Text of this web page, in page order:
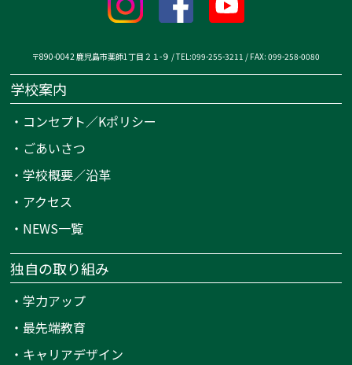
〒890-0042 鹿児島市薬師1丁目２１-９ / TEL:099-255-3211 / FAX: 099-258-0080
学校案内
・ コンセプト／Kポリシー
・ ごあいさつ
・学校概要／沿革
・ アクセス
・ NEWS一覧
独自の取り組み
・学力アップ
・最先端教育
・ キャリアデザイン